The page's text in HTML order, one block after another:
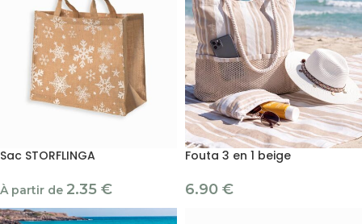
Sac STORFLINGA
À partir de 2.35 €
Fouta 3 en 1 beige
6.90 €